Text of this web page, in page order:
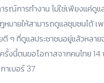
รณ์การทำงาน ไม่ใช่เพียงแค่ดูแ
มายให้สามารถดูแลชุมชนได้ เพ
ๆ ที่ดูแลประชาชนอยู่แล้วหลา
รั้งนี้ตนขอโอกาสจากคนไทย 14
าเบอร์ 37